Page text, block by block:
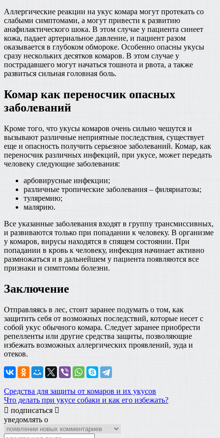
Аллергические реакции на укус комара могут протекать со
слабыми симптомами, а могут привести к развитию
анафилактического шока. В этом случае у пациента синеет
кожа, падает артериальное давление, и пациент разом
оказывается в глубоком обмороке. Особенно опасны укусы
сразу нескольких десятков комаров. В этом случае у
пострадавшего могут начаться тошнота и рвота, а также
развиться сильная головная боль.
Комар как переносчик опасных
заболеваний
Кроме того, что укусы комаров очень сильно чешутся и
вызывают различные неприятные последствия, существует
еще и опасность получить серьезное заболеваний. Комар, как
переносчик различных инфекций, при укусе, может передать
человеку следующие заболевания:
арбовирусные инфекции;
различные тропические заболевания – филяриатозы;
туляремию;
малярию.
Все указанные заболевания входят в группу трансмиссивных,
и развиваются только при попадании к человеку. В организме
у комаров, вирусы находятся в спящем состоянии. При
попадании в кровь к человеку, инфекция начинает активно
размножаться и в дальнейшем у пациента появляются все
признаки и симптомы болезни.
Заключение
Отправляясь в лес, стоит заранее подумать о том, как
защитить себя от возможных последствий, которые несет с
собой укус обычного комара. Следует заранее приобрести
репелленты или другие средства защиты, позволяющие
избежать возможных аллергических проявлений, зуда и
отеков.
комарынасекомыеукус
комара
Навигация
по
записям
Предыдущая
запись:
Средства для защиты от комаров и их укусов
Следующая
запись:
Что делать при укусе собаки и как его избежать?
подписаться
уведомлять о